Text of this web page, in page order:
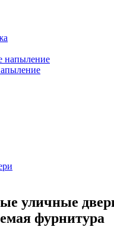
уличные
фурнитура